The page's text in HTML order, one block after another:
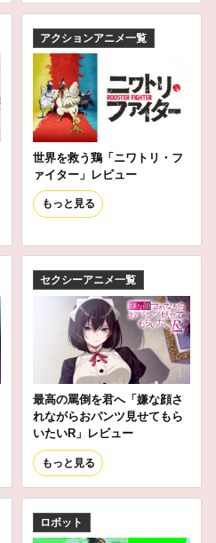
アクションアニメ一覧
世界を救う鶏「ニワトリ・フ
ァイター」レビュー
もっと見る
セクシーアニメ一覧
最高の罵倒を君へ「嫌な顔さ
れながらおパンツ見せてもら
いたいR」レビュー
もっと見る
ロボット